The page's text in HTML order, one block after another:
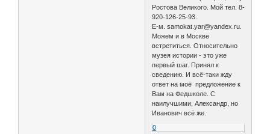
Ростова Великого. Мой тел. 8-
920-126-25-93.
Е-м. samokat.yar@yandex.ru.
Можем и в Москве
встретиться. Относительно
музея истории - это уже
первый шаг. Принял к
сведению. И всё-таки жду
ответ на моё предложение к
Вам на Федшколе. С
наилучшими, Александр, но
Иванович всё же.
0